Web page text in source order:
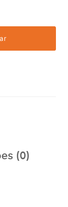
(0)